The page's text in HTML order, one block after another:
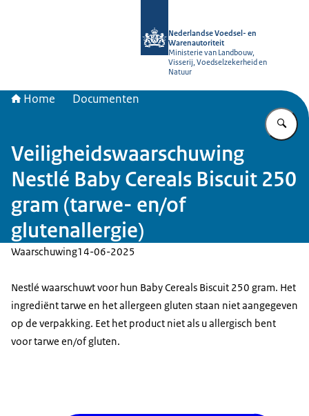
Nederlandse Voedsel- en
Warenautoriteit
Ministerie van Landbouw,
Visserij, Voedselzekerheid en
Natuur
Home Documenten
Veiligheidswaarschuwing
Nestlé Baby Cereals Biscuit 250
gram (tarwe- en/of
glutenallergie)
Waarschuwing14-06-2025
Nestlé waarschuwt voor hun Baby Cereals Biscuit 250 gram. Het
ingrediënt tarwe en het allergeen gluten staan niet aangegeven
op de verpakking. Eet het product niet als u allergisch bent
voor tarwe en/of gluten.